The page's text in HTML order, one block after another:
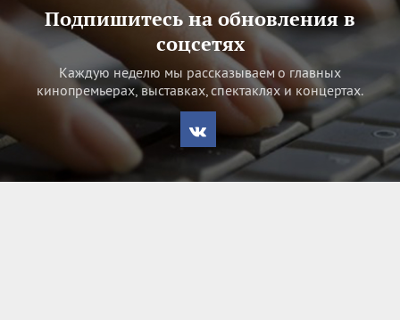
Подпишитесь на обновления в
соцсетях
Каждую неделю мы рассказываем о главных
кинопремьерах, выставках, спектаклях и концертах.